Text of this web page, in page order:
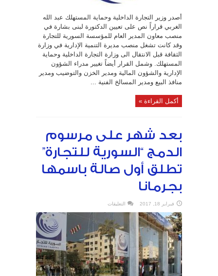
أصدر وزير التجارة الداخلية وحماية المستهلك عبد الله
الغربي قراراً نص على تعيين الدكتورة لبنى بشارة في
منصب معاون المدير العام للمؤسسة السورية للتجارة
وقد كانت تشغل منصب مديرة التنمية الإدارية في وزارة
الثقافة قبل الانتقال الى وزارة التجارة الداخلية وحماية
المستهلك. وشمل القرار أيضاً تغيير مدراء الشؤون
الإدارية والشؤون المالية ومدير الخزن والتوضيب ومدير
منافذ البيع ومدير المسالخ الفنية ...
أكمل القراءة »
بعد شهر على مرسوم
الدمج “السورية للتجارة”
تطلق أول صالة باسمها
بجرمانا
فبراير 18, 2017 التعليقات
شهر
على
مرسوم
الدمج
“السورية
للتجارة”
تطلق
أول
صالة
باسمها
بجرمانا
مغلقة